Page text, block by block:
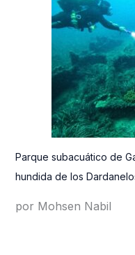
Parque subacuático de
hundida de los
por Mohsen Nabil